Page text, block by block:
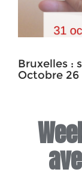
Bruxelles :
Octobre 26